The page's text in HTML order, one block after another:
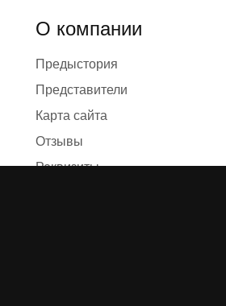
О компании
Предыстория
Представители
Карта сайта
Отзывы
Реквизиты